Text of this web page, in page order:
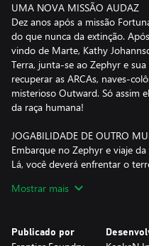
UMA NOVA MISSÃO AUDAZ
Dez anos após a missão
do que nunca da extinção.
vindo de Marte, Kathy
Terra, junta-se ao Zephyr e
recuperar as ARCAs, naves-
misterioso Outward. Só assim
da raça humana!
JOGABILIDADE DE OUTRO
Embarque no Zephyr e viaje
Lá, você deverá enfrentar o
Outward. Será necessário
Mostrar mais
Publicado por